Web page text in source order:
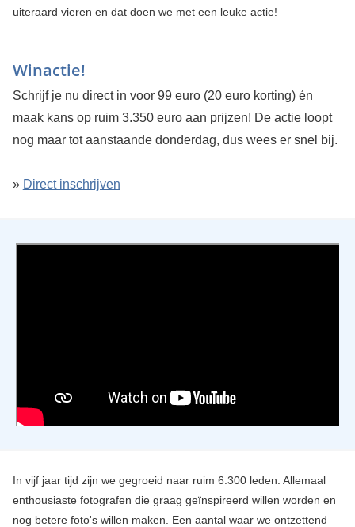
uiteraard vieren en dat doen we met een leuke actie!
Winactie!
Schrijf je nu direct in voor 99 euro (20 euro korting) én
maak kans op ruim 3.350 euro aan prijzen! De actie loopt
nog maar tot aanstaande donderdag, dus wees er snel bij.
» Direct inschrijven
In vijf jaar tijd zijn we gegroeid naar ruim 6.300 leden. Allemaal
enthousiaste fotografen die graag geïnspireerd willen worden en
nog betere foto's willen maken. Een aantal waar we ontzettend